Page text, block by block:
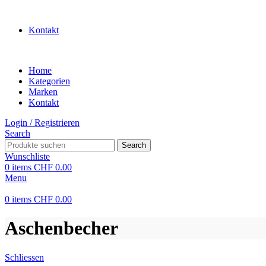
Kontakt
Home
Kategorien
Marken
Kontakt
Login / Registrieren
Search
Search
Wunschliste
0 items CHF 0.00
Menu
0 items CHF 0.00
Aschenbecher
Schliessen